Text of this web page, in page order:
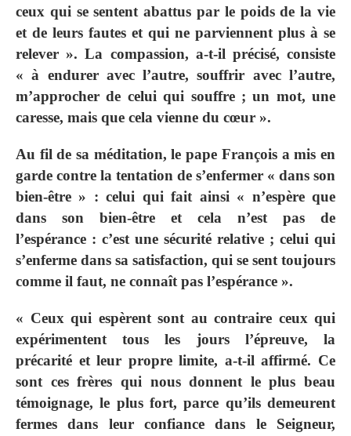
ceux qui se sentent abattus par le poids de la vie
et de leurs fautes et qui ne parviennent plus à se
relever ». La compassion, a-t-il précisé, consiste
« à endurer avec l’autre, souffrir avec l’autre,
m’approcher de celui qui souffre ; un mot, une
caresse, mais que cela vienne du cœur ».
Au fil de sa méditation, le pape François a mis en
garde contre la tentation de s’enfermer « dans son
bien-être » : celui qui fait ainsi « n’espère que
dans son bien-être et cela n’est pas de
l’espérance : c’est une sécurité relative ; celui qui
s’enferme dans sa satisfaction, qui se sent toujours
comme il faut, ne connaît pas l’espérance ».
« Ceux qui espèrent sont au contraire ceux qui
expérimentent tous les jours l’épreuve, la
précarité et leur propre limite, a-t-il affirmé. Ce
sont ces frères qui nous donnent le plus beau
témoignage, le plus fort, parce qu’ils demeurent
fermes dans leur confiance dans le Seigneur,